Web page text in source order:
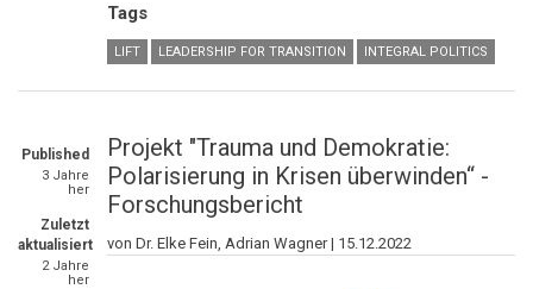
Tags
LIFT LEADERSHIP FOR TRANSITION INTEGRAL POLITICS
Published
3 Jahre
her
Zuletzt
aktualisiert
2 Jahre
her
Projekt "Trauma und Demokratie:
Polarisierung in Krisen überwinden“ -
Forschungsbericht
von Dr. Elke Fein, Adrian Wagner | 15.12.2022